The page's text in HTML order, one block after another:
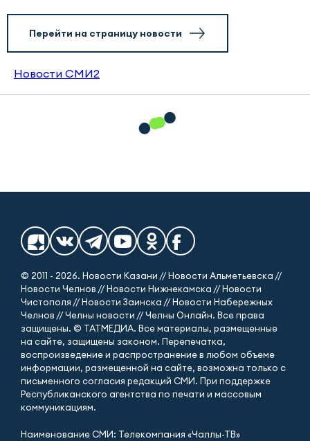
Перейти на страницу новости
Новости СМИ2
© 2011 - 2026. Новости Казани // Новости Альметьевска //
Новости Челнов // Новости Нижнекамска // Новости
Чистополя // Новости Заинска // Новости Набережных
Челнов // Челны новости // Челны Онлайн. Все права
защищены. © ТАТМЕДИА. Все материалы, размещенные
на сайте, защищены законом. Перепечатка,
воспроизведение и распространение в любом объеме
информации, размещенной на сайте, возможна только с
письменного согласия редакций СМИ. При поддержке
Республиканского агентства по печати и массовым
коммуникациям.
Наименование СМИ: Телекомпания «Чаллы-ТВ»